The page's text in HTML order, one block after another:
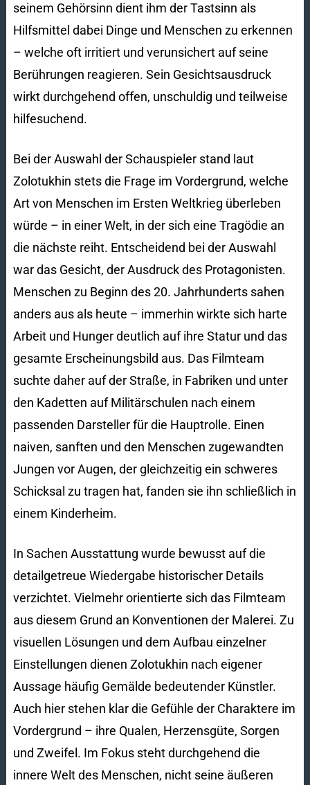
seinem Gehörsinn dient ihm der Tastsinn als
Hilfsmittel dabei Dinge und Menschen zu erkennen
– welche oft irritiert und verunsichert auf seine
Berührungen reagieren. Sein Gesichtsausdruck
wirkt durchgehend offen, unschuldig und teilweise
hilfesuchend.
Bei der Auswahl der Schauspieler stand laut
Zolotukhin stets die Frage im Vordergrund, welche
Art von Menschen im Ersten Weltkrieg überleben
würde – in einer Welt, in der sich eine Tragödie an
die nächste reiht. Entscheidend bei der Auswahl
war das Gesicht, der Ausdruck des Protagonisten.
Menschen zu Beginn des 20. Jahrhunderts sahen
anders aus als heute – immerhin wirkte sich harte
Arbeit und Hunger deutlich auf ihre Statur und das
gesamte Erscheinungsbild aus. Das Filmteam
suchte daher auf der Straße, in Fabriken und unter
den Kadetten auf Militärschulen nach einem
passenden Darsteller für die Hauptrolle. Einen
naiven, sanften und den Menschen zugewandten
Jungen vor Augen, der gleichzeitig ein schweres
Schicksal zu tragen hat, fanden sie ihn schließlich in
einem Kinderheim.
In Sachen Ausstattung wurde bewusst auf die
detailgetreue Wiedergabe historischer Details
verzichtet. Vielmehr orientierte sich das Filmteam
aus diesem Grund an Konventionen der Malerei. Zu
visuellen Lösungen und dem Aufbau einzelner
Einstellungen dienen Zolotukhin nach eigener
Aussage häufig Gemälde bedeutender Künstler.
Auch hier stehen klar die Gefühle der Charaktere im
Vordergrund – ihre Qualen, Herzensgüte, Sorgen
und Zweifel. Im Fokus steht durchgehend die
innere Welt des Menschen, nicht seine äußeren